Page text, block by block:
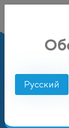
Русский